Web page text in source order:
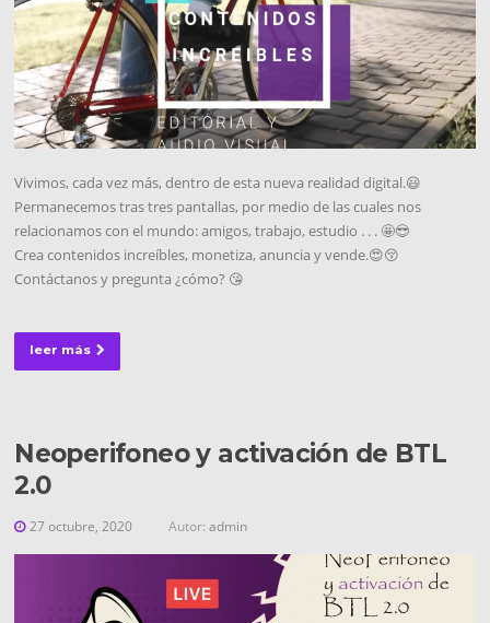
Vivimos, cada vez más, dentro de esta nueva realidad digital.😃
Permanecemos tras tres pantallas, por medio de las cuales nos
relacionamos con el mundo: amigos, trabajo, estudio . . . 🤩😎
Crea contenidos increíbles, monetiza, anuncia y vende.😍😚
Contáctanos y pregunta ¿cómo? 😘
leer más
Neoperifoneo y activación de BTL
2.0
27 octubre, 2020 Autor:admin